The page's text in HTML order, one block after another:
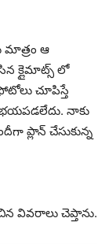
మాత్రం ఆ
క్లైమాట్స్ లో
చూపిస్తే
నాకు
ప్లాన్ చేసుకున్న
వివరాలు చెప్తాను.